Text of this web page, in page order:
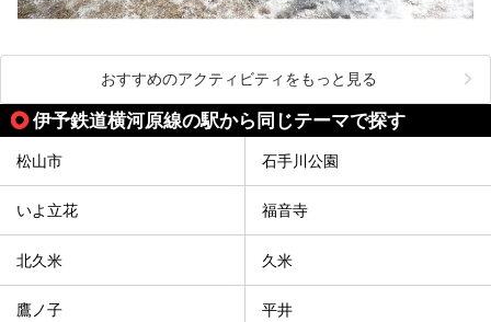
おすすめのアクティビティをもっと見る
伊予鉄道横河原線の駅から同じテーマで探す
松山市 石手川公園
いよ立花 福音寺
北久米 久米
鷹ノ子 平井